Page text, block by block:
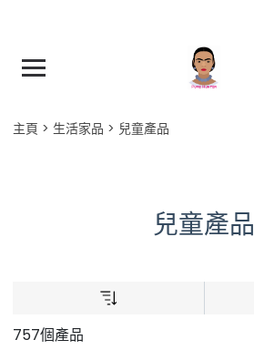
主頁 生活家品 兒童產品
兒童產品
757個產品